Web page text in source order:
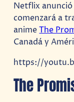
Netflix
comenzará a
animeThe
Canadá y
https://
The